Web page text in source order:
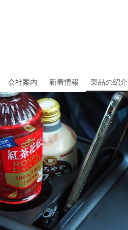
会社案内 新着情報 製品の紹介